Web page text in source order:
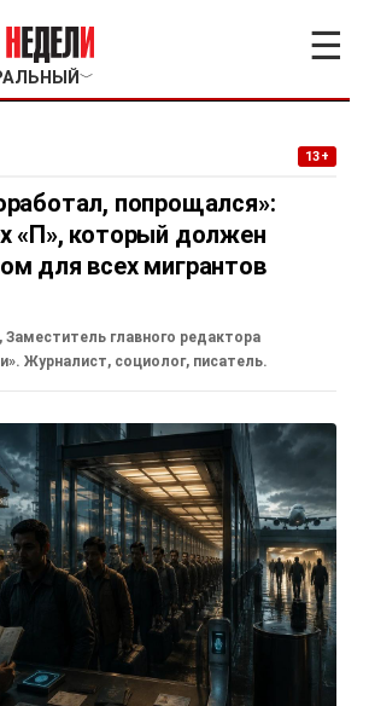
﹀
☰
13+
попрощался»:
«П», который должен
для всех мигрантов
, Заместитель главного редактора
Журналист, социолог, писатель.